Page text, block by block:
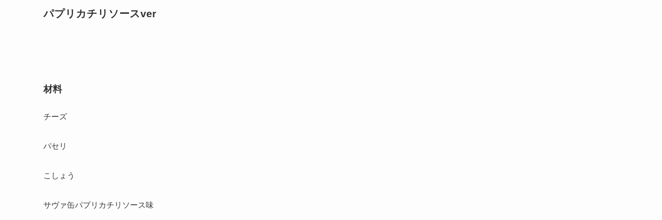
パプリカチリソースver
材料
チーズ
パセリ
こしょう
サヴァ缶パプリカチリソース味